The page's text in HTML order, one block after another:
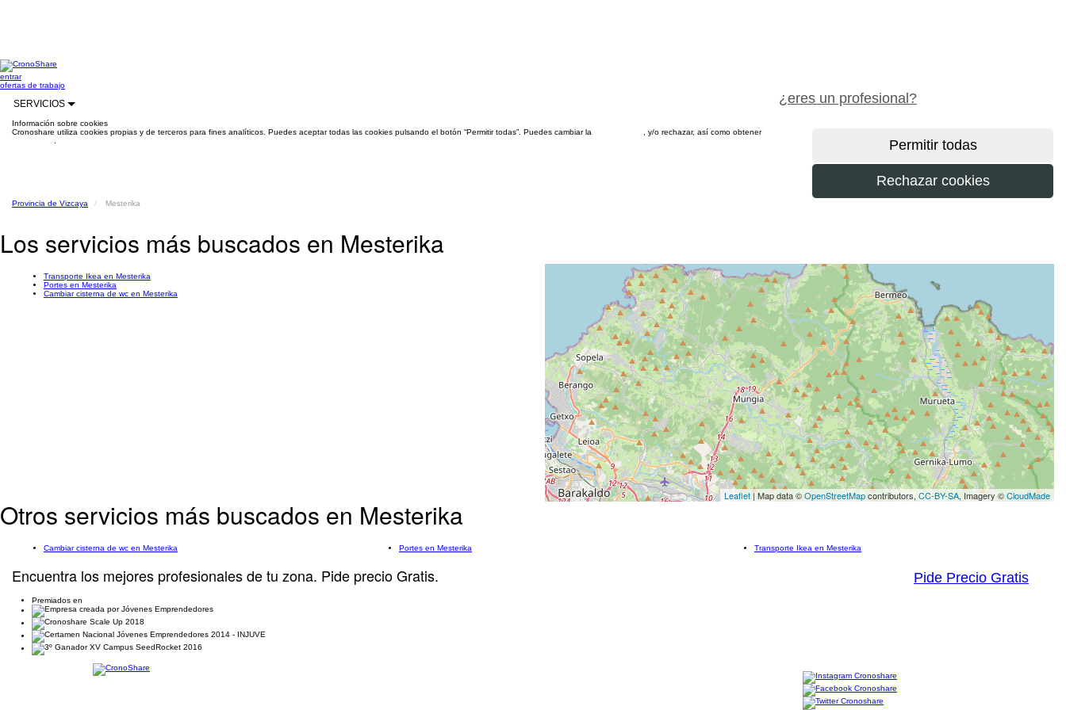
entrar
¿eres un profesional?
ofertas de trabajo
SERVICIOS
Información sobre cookies
Cronoshare utiliza cookies propias y de terceros para fines analíticos. Puedes aceptar todas las cookies pulsando el botón “Permitir todas”. Puedes cambiar la
, y/o rechazar, así como obtener
Provincia de Vizcaya Mesterika
Los servicios más buscados en Mesterika
Transporte Ikea en Mesterika
Portes en Mesterika
Cambiar cisterna de wc en Mesterika
Leaflet| Map data ©OpenStreetMapcontributors, CC-BY-SA, Imagery ©CloudMade
Otros servicios más buscados en Mesterika
Cambiar cisterna de wc en Mesterika Portes en Mesterika Transporte Ikea en Mesterika
Encuentra los mejores profesionales de tu zona. Pide precio Gratis. Pide Precio Gratis
Premiados en